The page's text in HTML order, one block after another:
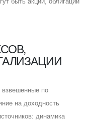
взвешенные по
на доходность
динамика